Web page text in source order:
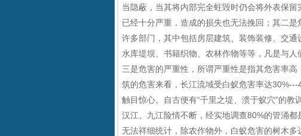
当隐蔽，当其将内部完全蛀毁时仍会将外表保
已经十分严重，造成的损失也无法挽回；其二
许多部门，其中包括房层建筑、装饰装修、交通
水库堤坝、书籍织物、农林作物等等，凡是与
三是危害的严重性，所谓严重性是指其危害率
筑的危害来看，长江流域受白蚁危害率达30%---
触目惊心。自古便有“千里之堤、溃于蚁穴”的教
汉江、九江险情不断，经实地调查80%的管涌都
无法祥细统计，除农作物外，白蚁危害的树木多